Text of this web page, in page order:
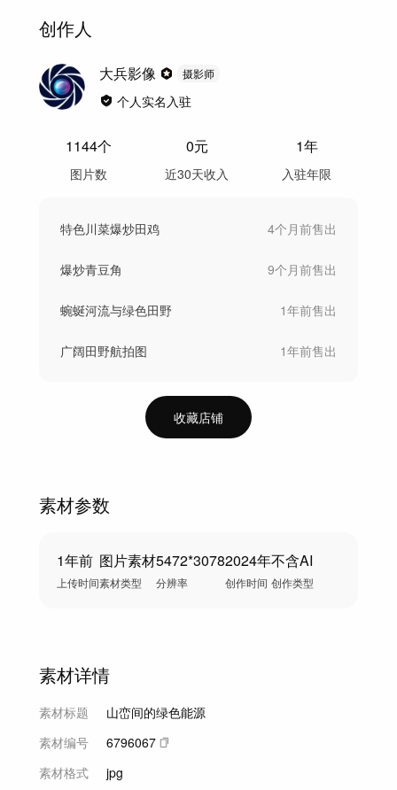
创作人
大兵影像 摄影师
个人实名入驻
1144个
图片数
0元
近30天收入
1年
入驻年限
特色川菜爆炒田鸡 4个月前售出
爆炒青豆角 9个月前售出
蜿蜒河流与绿色田野 1年前售出
广阔田野航拍图 1年前售出
收藏店铺
素材参数
1年前
上传时间
图片素材
素材类型
5472*3078
分辨率
2024年
创作时间
不含AI
创作类型
素材详情
素材标题
山峦间的绿色能源
素材编号
6796067
素材格式
jpg